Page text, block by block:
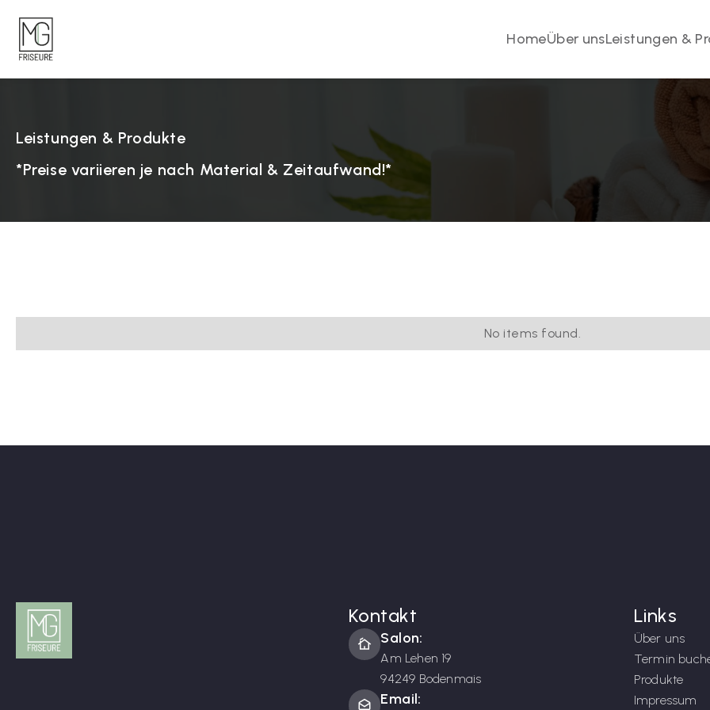
HomeÜber unsLeistungen &
Leistungen & Produkte
*Preise variieren je nach Material & Zeitaufwand!*
No items found.
Kontakt
cottage Salon:
Am Lehen 19
94249 Bodenmais
drafts Email:
Links
Über uns
Termin
Produkte
Impressum